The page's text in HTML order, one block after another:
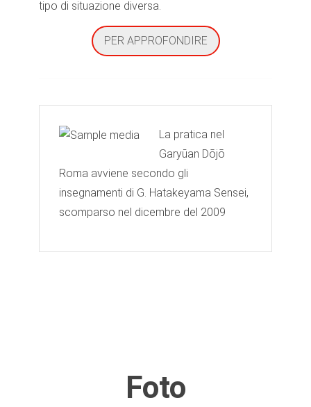
tipo di situazione diversa.
PER APPROFONDIRE
La pratica nel
Garyūan Dōjō
Roma avviene secondo gli
insegnamenti di G. Hatakeyama Sensei,
scomparso nel dicembre del 2009
Foto